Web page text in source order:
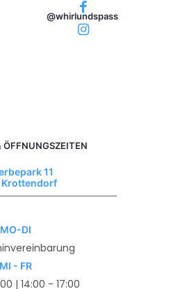
@whirlundspass
ÖFFNUNGSZEITEN
11
MO-DI
MI - FR
| 14:00 - 17:00